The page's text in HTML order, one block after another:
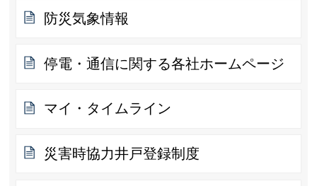
防災気象情報
停電・通信に関する各社ホームページ
マイ・タイムライン
災害時協力井戸登録制度